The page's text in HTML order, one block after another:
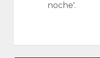
noche'.